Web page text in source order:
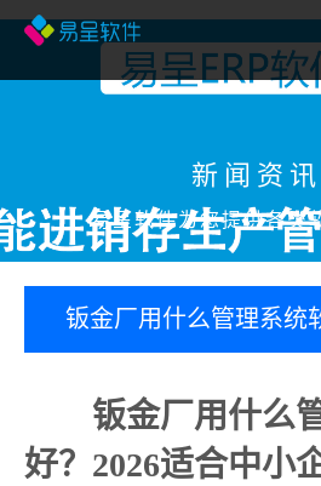
新闻资讯
易呈软件为您提供各类
钣金厂用什么管理系统
+手机扫码
钣金厂用什么管
好？2026适合中小